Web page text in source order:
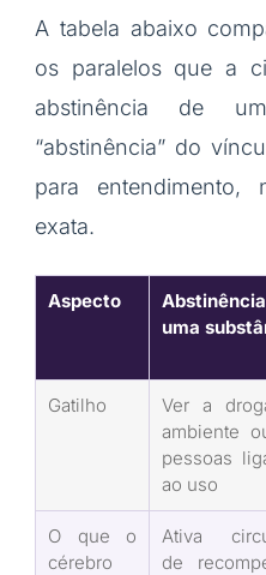
A tabela abaixo
os paralelos que a
abstinência de
“abstinência” do
para entendimento,
exata.
Aspecto
uma
Gatilho
Ver a
ambiente
pessoas
ao uso
O que o
cérebro
Ativa
de